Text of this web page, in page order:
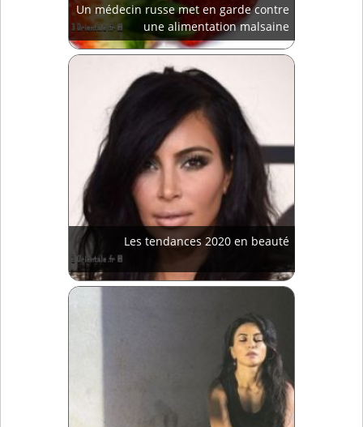
Un médecin russe met en garde contre
une alimentation malsaine
Les tendances 2020 en beauté